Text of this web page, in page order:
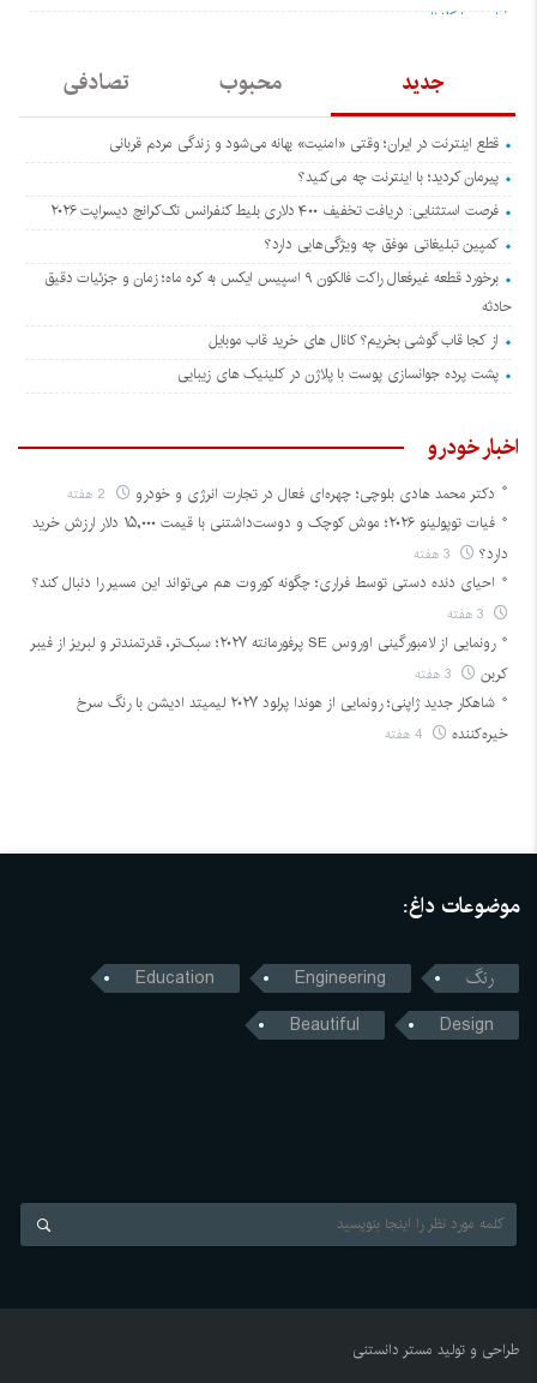
جدید محبوب تصادفی
قطع اینترنت در ایران؛ وقتی «امنیت» بهانه می‌شود و زندگی مردم قربانی
پیرمان کردید؛ با اینترنت چه می‌کنید؟
فرصت استثنایی: دریافت تخفیف ۴۰۰ دلاری بلیط کنفرانس تک‌کرانچ دیسراپت ۲۰۲۶
کمپین تبلیغاتی موفق چه ویژگی‌هایی دارد؟
برخورد قطعه غیرفعال راکت فالکون ۹ اسپیس ایکس به کره ماه؛ زمان و جزئیات دقیق
حادثه
از کجا قاب گوشی بخریم؟ کانال های خرید قاب موبایل
پشت پرده جوانسازی پوست با پلاژن در کلینیک های زیبایی
اخبار خودرو
دکتر محمد هادی بلوچی؛ چهره‌ای فعال در تجارت انرژی و خودرو
فیات توپولینو ۲۰۲۶؛ موش کوچک و دوست‌داشتنی با قیمت ۱۵,۰۰۰ دلار ارزش خرید
دارد؟
احیای دنده دستی توسط فراری؛ چگونه کوروت هم می‌تواند این مسیر را دنبال کند؟
رونمایی از لامبورگینی اوروس SE پرفورمانته ۲۰۲۷؛ سبک‌تر، قدرتمندتر و لبریز از فیبر
کربن
شاهکار جدید ژاپنی؛ رونمایی از هوندا پرلود ۲۰۲۷ لیمیتد ادیشن با رنگ سرخ
خیره‌کننده
موضوعات داغ:
رنگ Engineering
Education
Design
Beautiful
طراحی و تولید مستر دانستنی